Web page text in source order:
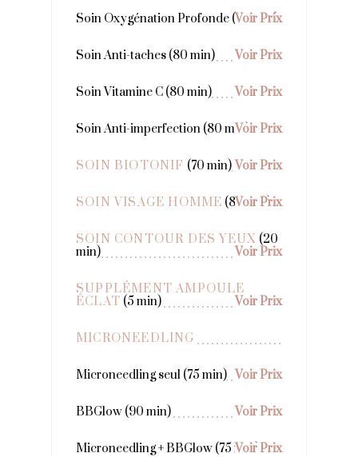
Soin Oxygénation Profonde (80 min)
Voir Prix
Soin Anti-taches (80 min) Voir Prix
Soin Vitamine C (80 min) Voir Prix
Soin Anti-imperfection (80 min)Voir Prix
SOIN BIOTONIF (70 min) Voir Prix
SOIN VISAGE HOMME (80 min)
Voir Prix
SOIN CONTOUR DES YEUX (20
min)
Voir Prix
SUPPLÉMENT AMPOULE
ÉCLAT (5 min) Voir Prix
MICRONEEDLING
Microneedling seul (75 min) Voir Prix
BBGlow (90 min) Voir Prix
Microneedling + BBGlow (75 min)Voir Prix